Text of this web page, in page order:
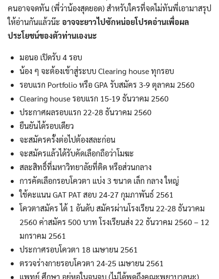
คนอาจจดทัน (พี่ว่าน้องสุดยอด) สำหรับใครที่จดไม่ทันพี่เอามาสรุป
ให้อ่านกันแล้วน๊ะ อาจจะยาวไปซักหน่อยโปรดอ่านเพื่อผล
ประโยชน์ของตัวท่านเองนะ
มอนอ เปิดรับ 4 รอบ
น้อง ๆ จะต้องเข้าสู่ระบบ Clearing house ทุกรอบ
รอบแรก Portfolio หรือ GPA รับสมัคร 3-9 ตุลาคม 2560
Clearing house รอบแรก 15-19 ธันวาคม 2560
ประกาศผลรอบแรก 22-28 ธันวาคม 2560
ยืนยันได้รอบเดียว
จะสมัครครั้งต่อไปต้องสละก่อน
จะสมัครแล้วได้รับคัดเลือกถือว่าโมฆะ
สละสิทธิ์ที่มหาวิทยาลัยที่ติด หรือส่วนกลาง
การคัดเลือกรอบโควตา แบ่ง 3 ขนาด เล็ก กลาง ใหญ่
ใช้คะแนน GAT PAT สอบ 24-27 กุมภาพันธ์ 2561
โควตาสมัคร ได้ 1 อันดับ สมัครผ่านโรงเรียน 22-28 ธันวาคม
2560 ค่าสมัคร 500 บาท โรงเรียนส่ง 22 ธันวาคม 2560 – 12
มกราคม 2561
ประกาศรอบโควตา 18 เมษายน 2561
ตรวจร่างกายรอบโควตา 24-25 เมษายน 2561
แพทย์ ศึกษา อยู่หอในจนจบ (ไม่ได้พูดถึงคณะพยาบาลนะ)